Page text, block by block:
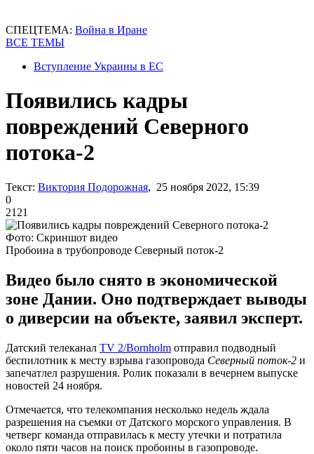
СПЕЦТЕМА: Война в Иране
ВСЕ ТЕМЫ
Вступление Украины в ЕС
Появились кадры
повреждений Северного
потока-2
Текст: Виктория Подорожная, 25 ноября 2022, 15:39
0
2121
Фото: Скриншот видео
Пробоина в трубопроводе Северный поток-2
Видео было снято в экономической
зоне Дании. Оно подтверждает выводы
о диверсии на объекте, заявил эксперт.
Датский телеканал TV 2/Bornholm отправил подводный
беспилотник к месту взрыва газопровода Северный поток-2 и
запечатлел разрушения. Ролик показали в вечернем выпуске
новостей 24 ноября.
Отмечается, что телекомпания несколько недель ждала
разрешения на съемки от Датского морского управления. В
четверг команда отправилась к месту утечки и потратила
около пяти часов на поиск пробоины в газопроводе.